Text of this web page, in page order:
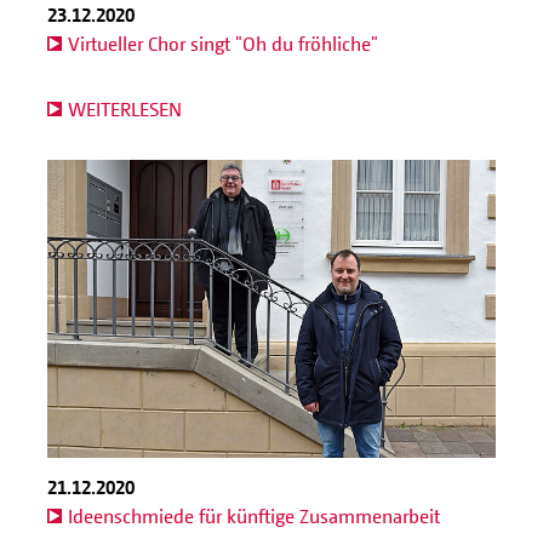
23.12.2020
Virtueller Chor singt "Oh du fröhliche"
WEITERLESEN
21.12.2020
Ideenschmiede für künftige Zusammenarbeit